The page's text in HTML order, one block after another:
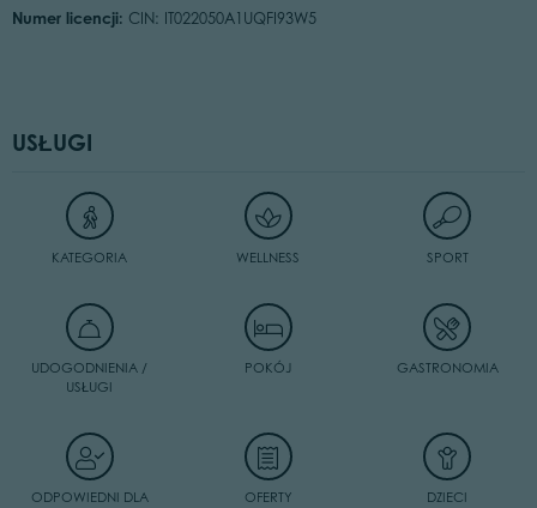
Numer licencji: CIN: IT022050A1UQFI93W5
USŁUGI
KATEGORIA WELLNESS SPORT
UDOGODNIENIA /
USŁUGI
POKÓJ GASTRONOMIA
ODPOWIEDNI DLA OFERTY DZIECI